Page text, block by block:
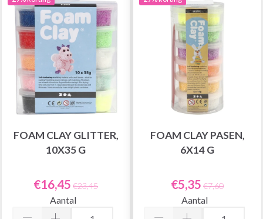
FOAM CLAY GLITTER,
10X35 G
€16,45 €23,45
Aantal
FOAM CLAY PASEN,
6X14 G
€5,35 €7,60
Aantal